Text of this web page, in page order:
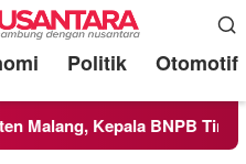
Politik Otomotif
Kepala BNPB Tinjau